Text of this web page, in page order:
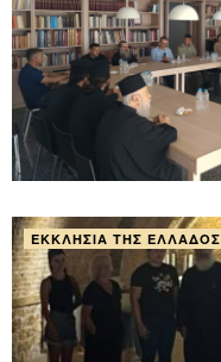
ΕΚΚΛΗΣΊΑ ΤΗΣ ΕΛΛΆΔΟΣ